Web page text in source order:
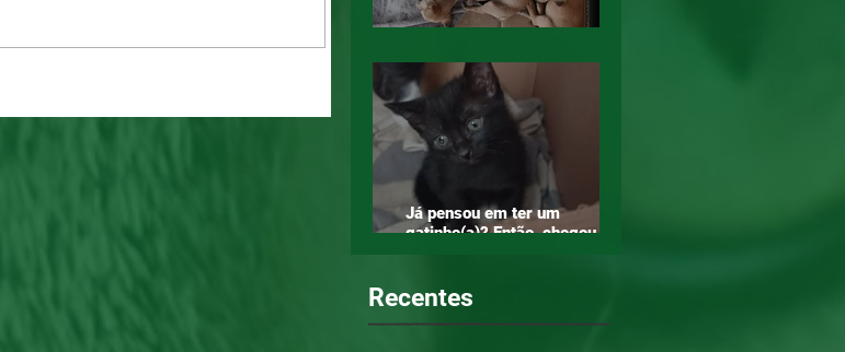
adoção!
Já pensou em ter um
gatinho(a)? Então, chegou a
Recentes